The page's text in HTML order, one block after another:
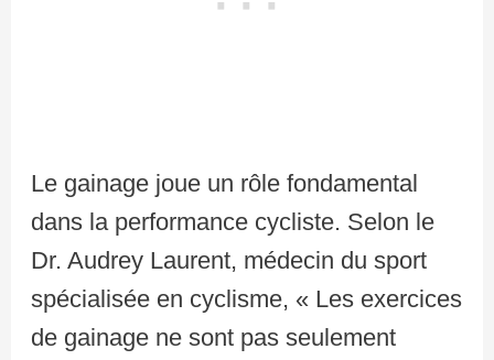
Le gainage joue un rôle fondamental
dans la performance cycliste. Selon le
Dr. Audrey Laurent, médecin du sport
spécialisée en cyclisme, « Les exercices
de gainage ne sont pas seulement